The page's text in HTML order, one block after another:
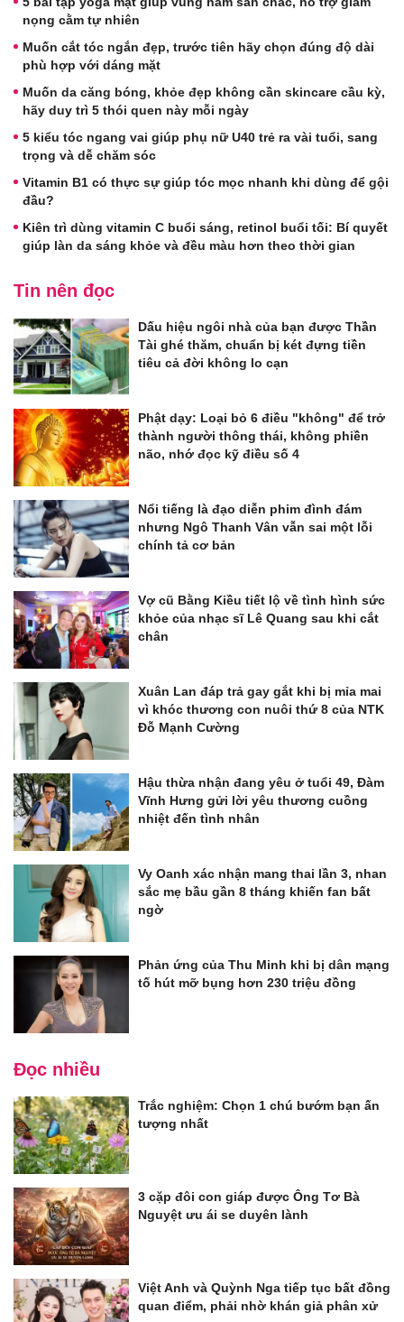
nọng cằm tự nhiên
Muốn cắt tóc ngắn đẹp, trước tiên hãy chọn đúng độ dài
phù hợp với dáng mặt
Muốn da căng bóng, khỏe đẹp không cần skincare cầu kỳ,
hãy duy trì 5 thói quen này mỗi ngày
5 kiểu tóc ngang vai giúp phụ nữ U40 trẻ ra vài tuổi, sang
trọng và dễ chăm sóc
Vitamin B1 có thực sự giúp tóc mọc nhanh khi dùng để gội
đầu?
Kiên trì dùng vitamin C buổi sáng, retinol buổi tối: Bí quyết
giúp làn da sáng khỏe và đều màu hơn theo thời gian
Tin nên đọc
Dấu hiệu ngôi nhà của bạn được Thần
Tài ghé thăm, chuẩn bị két đựng tiền
tiêu cả đời không lo cạn
Phật dạy: Loại bỏ 6 điều "không" để trở
thành người thông thái, không phiền
não, nhớ đọc kỹ điều số 4
Nổi tiếng là đạo diễn phim đình đám
nhưng Ngô Thanh Vân vẫn sai một lỗi
chính tả cơ bản
Vợ cũ Bằng Kiều tiết lộ về tình hình sức
khỏe của nhạc sĩ Lê Quang sau khi cắt
chân
Xuân Lan đáp trả gay gắt khi bị mỉa mai
vì khóc thương con nuôi thứ 8 của NTK
Đỗ Mạnh Cường
Hậu thừa nhận đang yêu ở tuổi 49, Đàm
Vĩnh Hưng gửi lời yêu thương cuồng
nhiệt đến tình nhân
Vy Oanh xác nhận mang thai lần 3, nhan
sắc mẹ bầu gần 8 tháng khiến fan bất
ngờ
Phản ứng của Thu Minh khi bị dân mạng
tố hút mỡ bụng hơn 230 triệu đồng
Đọc nhiều
Trắc nghiệm: Chọn 1 chú bướm bạn ấn
tượng nhất
3 cặp đôi con giáp được Ông Tơ Bà
Nguyệt ưu ái se duyên lành
Việt Anh và Quỳnh Nga tiếp tục bất đồng
quan điểm, phải nhờ khán giả phân xử